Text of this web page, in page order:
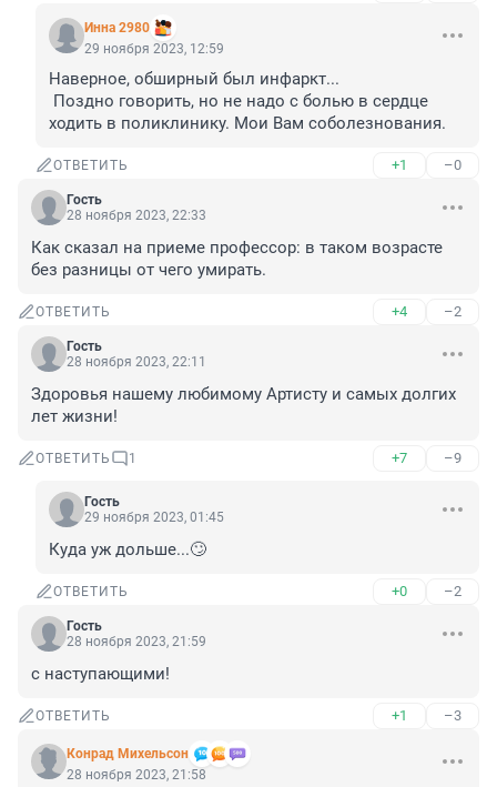
Инна 2980
29 ноября 2023, 12:59
Наверное, обширный был инфаркт...
Поздно говорить, но не надо с болью в сердце
ходить в поликлинику. Мои Вам соболезнования.
ОТВЕТИТЬ +1 –0
Гость
28 ноября 2023, 22:33
Как сказал на приеме профессор: в таком возрасте
без разницы от чего умирать.
ОТВЕТИТЬ +4 –2
Гость
28 ноября 2023, 22:11
Здоровья нашему любимому Артисту и самых долгих
лет жизни!
ОТВЕТИТЬ 1 +7 –9
Гость
29 ноября 2023, 01:45
Куда уж дольше...🙄
ОТВЕТИТЬ +0 –2
Гость
28 ноября 2023, 21:59
с наступающими!
ОТВЕТИТЬ +1 –3
Конрад Михельсон
28 ноября 2023, 21:58